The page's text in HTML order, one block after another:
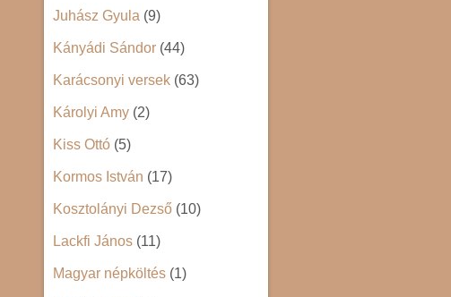
Juhász Gyula (9)
Kányádi Sándor (44)
Karácsonyi versek (63)
Károlyi Amy (2)
Kiss Ottó (5)
Kormos István (17)
Kosztolányi Dezső (10)
Lackfi János (11)
Magyar népköltés (1)